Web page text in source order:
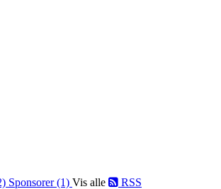
Sponsorer (1) Vis alle RSS